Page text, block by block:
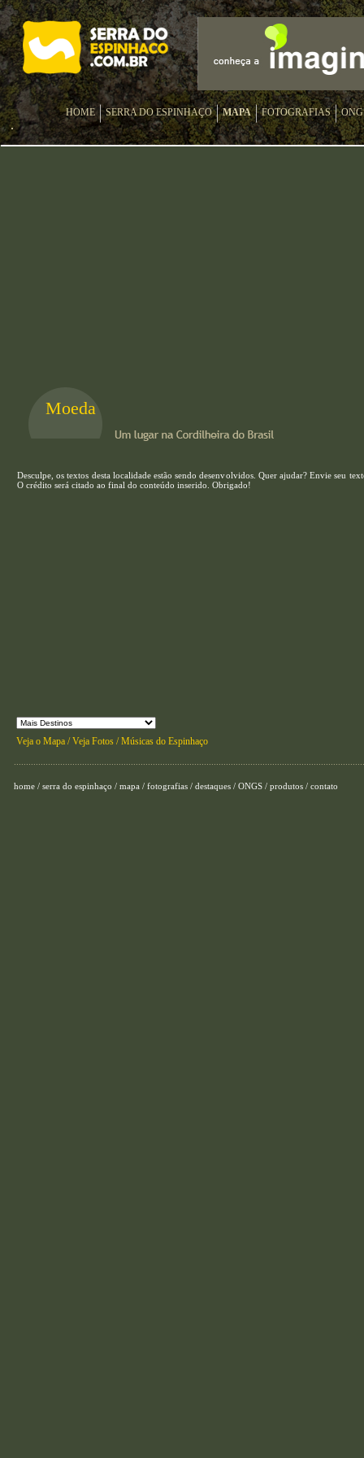
HOME SERRA DO ESPINHAÇO MAPA FOTOGRAFIAS
Moeda
Desculpe, os textos desta localidade estão sendo desenvolvidos. Quer ajudar? Envie seu
O crédito será citado ao final do conteúdo inserido. Obrigado!
Veja o Mapa /Veja Fotos /Músicas do Espinhaço
home / serra do espinhaço / mapa / fotografias / destaques / ONGS / produtos / contato